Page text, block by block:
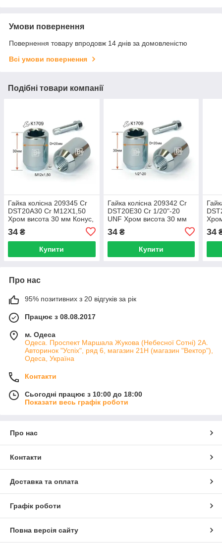
Умови повернення
Повернення товару впродовж 14 днів за домовленістю
Всі умови повернення
Подібні товари компанії
Гайка колісна 209345 Cr
DST20A30 Cr M12X1,50
Хром висота 30 мм Конус,
D=20 мм
34 ₴
Купити
Гайка колісна 209342 Cr
DST20E30 Cr 1/20"-20
UNF Хром висота 30 мм
променя.зірка, D=20 мм
34₴
Купити
34
Про нас
95% позитивних з 20 відгуків за рік
Працює з 08.08.2017
м. Одеса
Одеса. Проспект Маршала Жукова (Небесної Сотні) 2А.
Авторинок "Успіх", ряд 6, магазин 21Н (магазин "Вектор"),
Одеса, Україна
Контакти
Сьогодні працює з 10:00 до 18:00
Показати весь графік роботи
Про нас
Контакти
Доставка та оплата
Графік роботи
Повна версія сайту